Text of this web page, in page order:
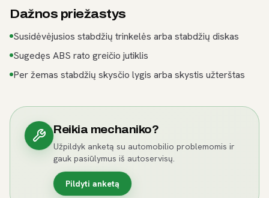
Dažnos priežastys
Susidėvėjusios stabdžių trinkelės arba stabdžių diskas
Sugedęs ABS rato greičio jutiklis
Per žemas stabdžių skysčio lygis arba skystis užterštas
Reikia mechaniko?
Užpildyk anketą su automobilio problemomis ir
gauk pasiūlymus iš autoservisų.
Pildyti anketą